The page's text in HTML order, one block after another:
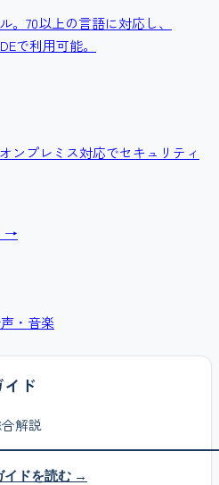
。70以上の言語に対応し、
で利用可能。
ンプレミス対応でセキュリティ
→
・音楽
ド
解説
イドを読む →